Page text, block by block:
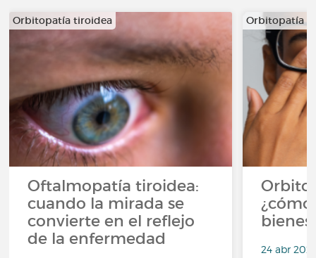
Orbitopatía tiroidea
Oftalmopatía tiroidea:
cuando la mirada se
convierte en el reflejo
de la enfermedad
Orbitopatía
24 abr